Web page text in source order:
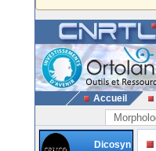
Accueil
Dicosyn